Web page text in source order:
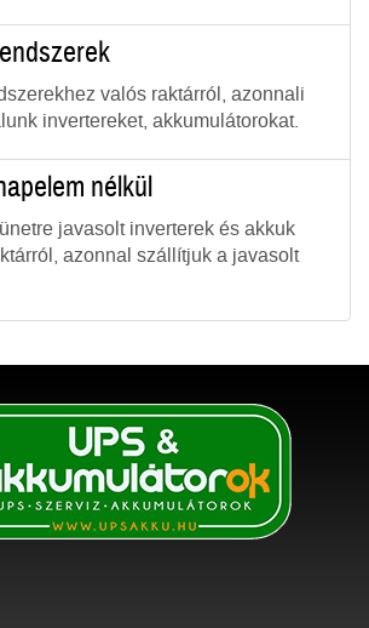
valós raktárról, azonnali
invertereket, akkumulátorokat.
nélkül
javasolt inverterek és akkuk
azonnal szállítjuk a javasolt